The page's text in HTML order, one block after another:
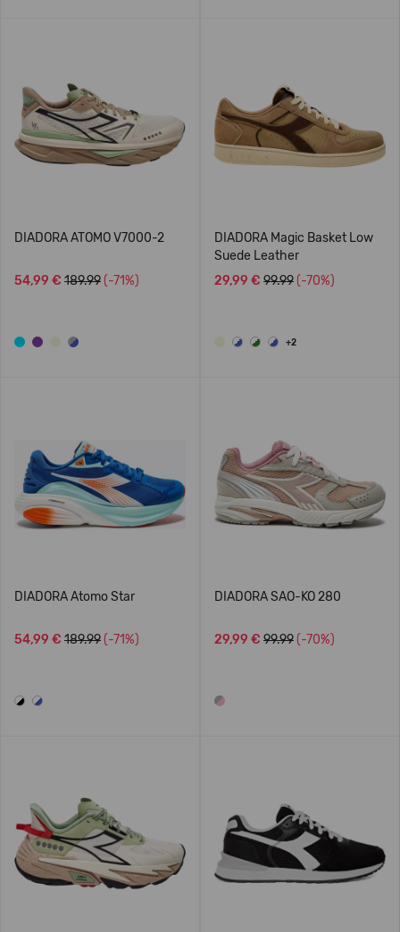
DIADORA ATOMO V7000-2
54,99 € 189.99 (-71%)
DIADORA Magic Basket Low
Suede Leather
29,99 € 99.99 (-70%)
+2
DIADORA Atomo Star
54,99 € 189.99 (-71%)
DIADORA SAO-KO 280
29,99 € 99.99 (-70%)